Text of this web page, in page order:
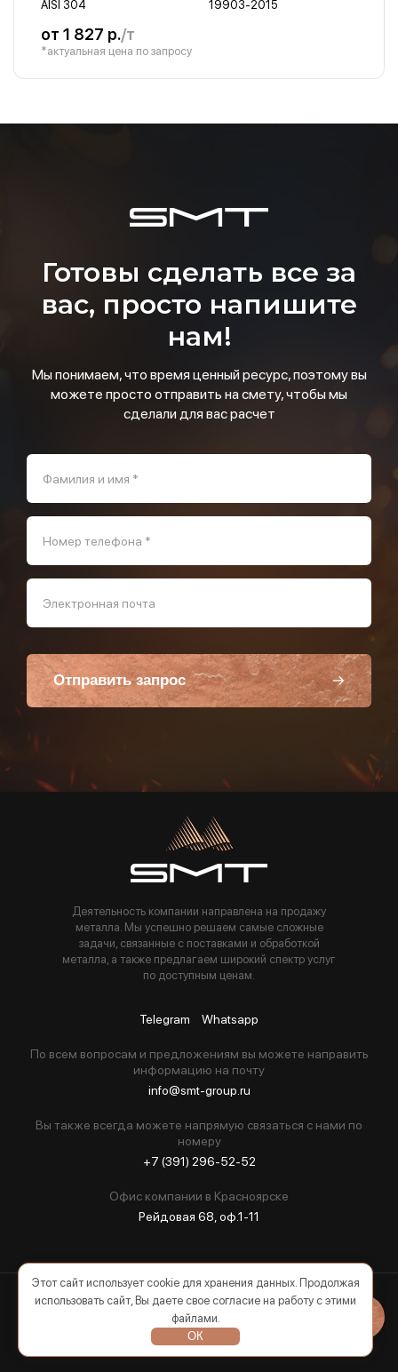
AISI 304
19903-2015
от 1 827 р./т
*актуальная цена по запросу
Готовы сделать все за
вас, просто напишите
нам!
Мы понимаем, что время ценный ресурс, поэтому вы
можете просто отправить на смету, чтобы мы
сделали для вас расчет
Фамилия и имя *
Номер телефона *
Электронная почта
Отправить запрос
Пользуясь данной формой вы соглашаетесь с политикой компании
Деятельность компании направлена на продажу
металла. Мы успешно решаем самые сложные
задачи, связанные с поставками и обработкой
металла, а также предлагаем широкий спектр услуг
по доступным ценам.
Telegram Whatsapp
По всем вопросам и предложениям вы можете направить
информацию на почту
info@smt-group.ru
Вы также всегда можете напрямую связаться с нами по
номеру
+7 (391) 296-52-52
Офис компании в Красноярске
Рейдовая 68, оф.1-11
2026 © Все права защищены
Этот сайт использует cookie для хранения данных. Продолжая
использовать сайт, Вы даете свое согласие на работу с этими
файлами.
ОК